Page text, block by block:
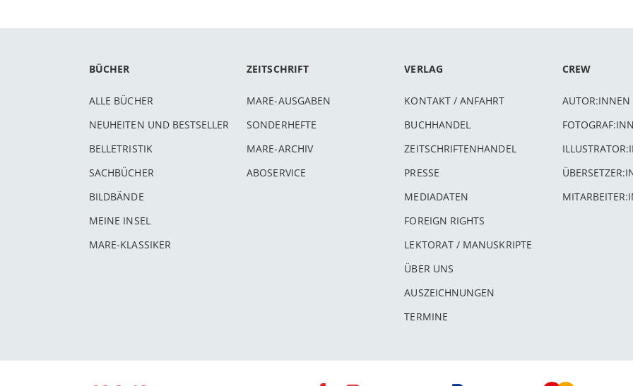
BÜCHER
ALLE BÜCHER
NEUHEITEN UND BESTSELLER
BELLETRISTIK
SACHBÜCHER
BILDBÄNDE
MEINE INSEL
MARE-KLASSIKER
ZEITSCHRIFT
MARE-AUSGABEN
SONDERHEFTE
MARE-ARCHIV
ABOSERVICE
VERLAG
KONTAKT / ANFAHRT
BUCHHANDEL
ZEITSCHRIFTENHANDEL
PRESSE
MEDIADATEN
FOREIGN RIGHTS
LEKTORAT / MANUSKRIPTE
ÜBER UNS
AUSZEICHNUNGEN
TERMINE
CREW
AUTOR:INNEN